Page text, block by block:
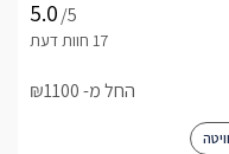
/5
החל מ- ₪1100